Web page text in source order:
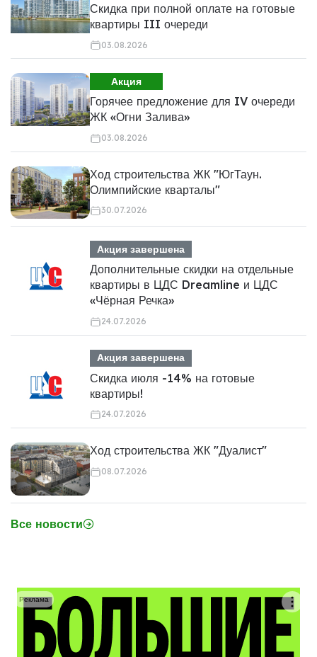
Скидка при полной оплате на готовые
квартиры III очереди
03.08.2026
Акция
Горячее предложение для IV очереди
ЖК «Огни Залива»
03.08.2026
Ход строительства ЖК "ЮгТаун.
Олимпийские кварталы"
30.07.2026
Акция завершена
Дополнительные скидки на отдельные
квартиры в ЦДС Dreamline и ЦДС
«Чёрная Речка»
24.07.2026
Акция завершена
Скидка июля -14% на готовые
квартиры!
24.07.2026
Ход строительства ЖК "Дуалист"
08.07.2026
Все новости
Реклама